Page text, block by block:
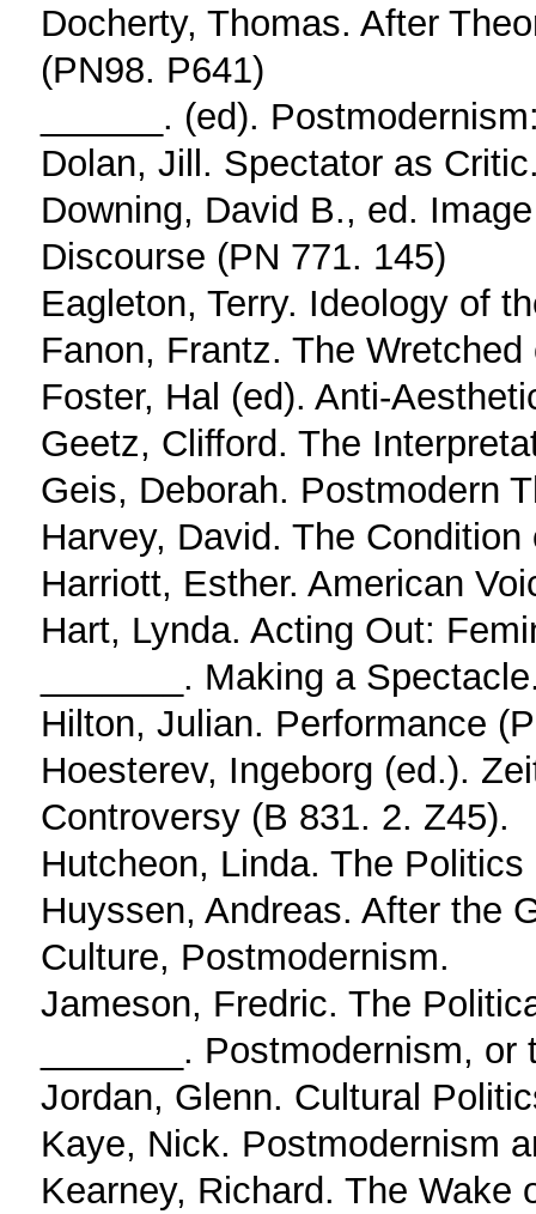
Docherty, Thomas. After
(PN98. P641)
______. (ed).
Dolan, Jill. Spectator as
Downing, David B., ed.
Discourse (PN 771. 145)
Eagleton, Terry. Ideology of
Fanon, Frantz. The
Foster, Hal (ed). Anti-
Geetz, Clifford. The
Geis, Deborah. Postmodern
Harvey, David. The
Harriott, Esther. American
Hart, Lynda. Acting Out:
_______. Making a
Hilton, Julian. Performance
Hoesterev, Ingeborg (ed.).
Controversy (B 831. 2. Z45).
Hutcheon, Linda. The
Huyssen, Andreas. After the
Culture, Postmodernism.
Jameson, Fredric. The
_______. Postmodernism,
Jordan, Glenn. Cultural
Kaye, Nick. Postmodernism
Kearney, Richard. The Wake